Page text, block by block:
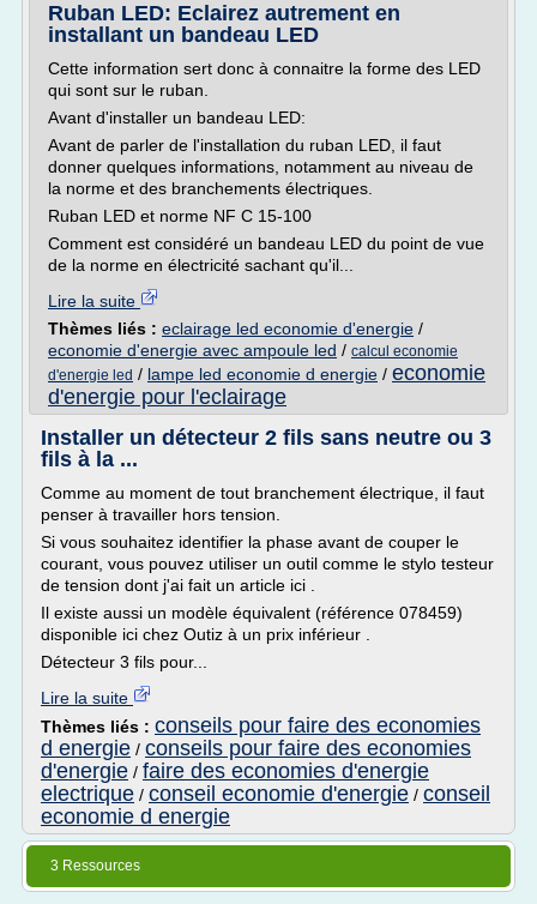
Ruban LED: Eclairez autrement en
installant un bandeau LED
Cette information sert donc à connaitre la forme des LED
qui sont sur le ruban.
Avant d'installer un bandeau LED:
Avant de parler de l'installation du ruban LED, il faut
donner quelques informations, notamment au niveau de
la norme et des branchements électriques.
Ruban LED et norme NF C 15-100
Comment est considéré un bandeau LED du point de vue
de la norme en électricité sachant qu'il...
Lire la suite
Thèmes liés : eclairage led economie d'energie /
economie d'energie avec ampoule led / calcul economie
d'energie led / lampe led economie d energie / economie
d'energie pour l'eclairage
Installer un détecteur 2 fils sans neutre ou 3
fils à la ...
Comme au moment de tout branchement électrique, il faut
penser à travailler hors tension.
Si vous souhaitez identifier la phase avant de couper le
courant, vous pouvez utiliser un outil comme le stylo testeur
de tension dont j'ai fait un article ici .
Il existe aussi un modèle équivalent (référence 078459)
disponible ici chez Outiz à un prix inférieur .
Détecteur 3 fils pour...
Lire la suite
Thèmes liés : conseils pour faire des economies
d energie / conseils pour faire des economies
d'energie / faire des economies d'energie
electrique / conseil economie d'energie / conseil
economie d energie
3 Ressources